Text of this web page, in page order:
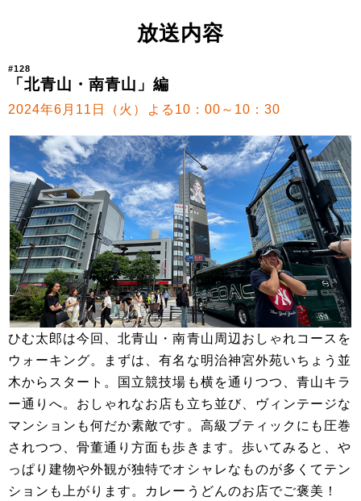
放送内容
#128
「北青山・南青山」編
2024年6月11日（火）よる10：00～10：30
ひむ太郎は今回、北青山・南青山周辺おしゃれコースを
ウォーキング。まずは、有名な明治神宮外苑いちょう並
木からスタート。国立競技場も横を通りつつ、青山キラ
ー通りへ。おしゃれなお店も立ち並び、ヴィンテージな
マンションも何だか素敵です。高級ブティックにも圧巻
されつつ、骨董通り方面も歩きます。歩いてみると、や
っぱり建物や外観が独特でオシャレなものが多くてテン
ションも上がります。カレーうどんのお店でご褒美！